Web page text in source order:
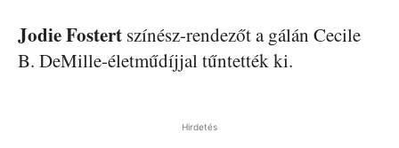
Jodie Fostert színész-rendezőt a gálán Cecile
B. DeMille-életműdíjjal tűntették ki.
Hirdetés